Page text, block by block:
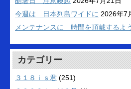
今週は 日本列島ワイドに 2026年7
メンテナンスに 時間を頂戴するよ
カテゴリー
３１８ｉｓ君 (251)